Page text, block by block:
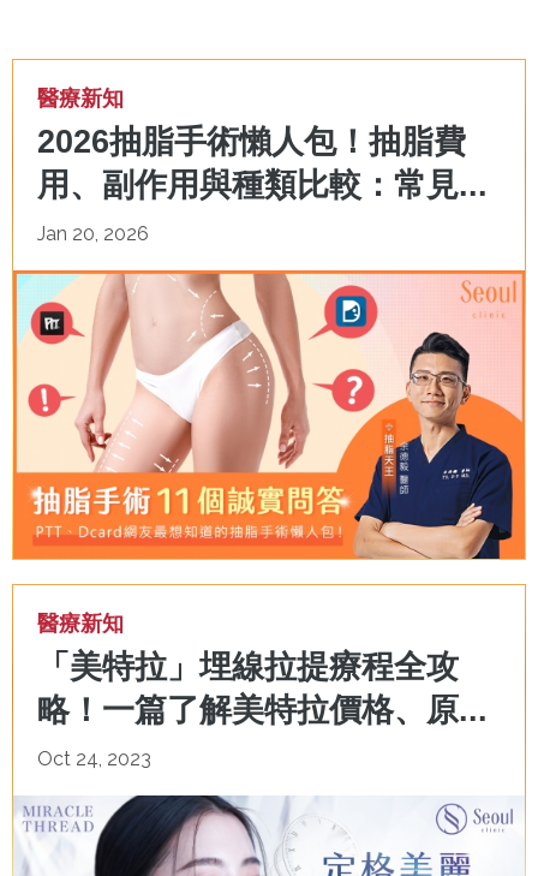
醫療新知
2026抽脂手術懶人包！抽脂費
用、副作用與種類比較：常見...
Jan 20, 2026
醫療新知
「美特拉」埋線拉提療程全攻
略！一篇了解美特拉價格、原...
Oct 24, 2023